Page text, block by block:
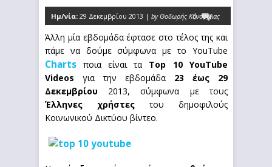
Ημ/νία: 29 Δεκεμβρίου 2013 | by Θοδωρής Κόνσουλας
0
Άλλη μία εβδομάδα έφτασε στο τέλος της και
πάμε να δούμε σύμφωνα με το YouTube
Charts ποια είναι τα Top 10 YouTube
Videos για την εβδομάδα 23 έως 29
Δεκεμβρίου 2013, σύμφωνα με τους
Έλληνες χρήστεςτου δημοφιλούς
Κοινωνικού Δικτύου βίντεο.